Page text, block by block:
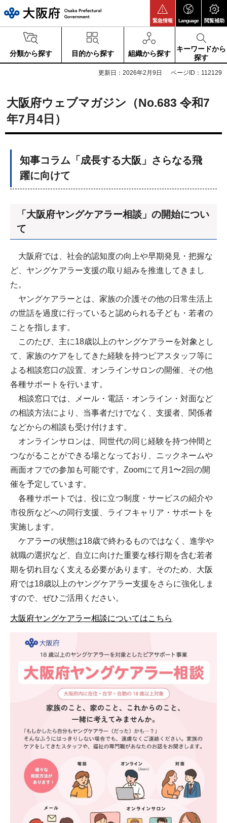
緊急情報 Language 閲覧補助
分類から探す 目的から探す 組織から探す
キーワードから
探す
更新日：2026年2月9日 ページID：112129
大阪府ウェブマガジン（No.683 令和7
年7月4日）
知事コラム「成長する大阪」さらなる飛
躍に向けて
「大阪府ヤングケアラー相談」の開始につい
て
大阪府では、社会的認知度の向上や早期発見・把握な
ど、ヤングケアラー支援の取り組みを推進してきまし
た。
ヤングケアラーとは、家族の介護その他の日常生活上
の世話を過度に行っていると認められる子ども・若者の
ことを指します。
このたび、主に18歳以上のヤングケアラーを対象とし
て、家族のケアをしてきた経験を持つピアスタッフ等に
よる相談窓口の設置、オンラインサロンの開催、その他
各種サポートを行います。
相談窓口では、メール・電話・オンライン・対面など
の相談方法により、当事者だけでなく、支援者、関係者
などからの相談も受け付けます。
オンラインサロンは、同世代の同じ経験を持つ仲間と
つながることができる場となっており、ニックネームや
画面オフでの参加も可能です。Zoomにて月1〜2回の開
催を予定しています。
各種サポートでは、役に立つ制度・サービスの紹介や
市役所などへの同行支援、ライフキャリア・サポートを
実施します。
ケアラーの状態は18歳で終わるものではなく、進学や
就職の選択など、自立に向けた重要な移行期を含む若者
期を切れ目なく支える必要があります。そのため、大阪
府では18歳以上のヤングケアラー支援をさらに強化しま
すので、ぜひご活用ください。
大阪府ヤングケアラー相談についてはこちら